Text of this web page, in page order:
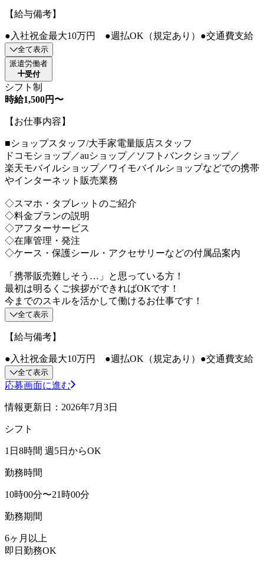
【給与備考】
●入社祝金最大10万円 ●週払OK（規定あり）●交通費支給
全て表示
派遣労働者
受付
シフト制
時給1,500円〜
【お仕事内容】
■ショップスタッフ/大手家電量販店スタッフ
ドコモショップ／auショップ／ソフトバンクショップ／
楽天モバイルショップ／ワイモバイルショップなどでの携帯
やインターネット販売業務
◇スマホ・タブレットのご紹介
◇料金プランの説明
◇アフターサービス
◇在庫管理・発注
◇ケース・保護シール・アクセサリーなどの付属品案内
「携帯販売難しそう…」と思っている方！
最初は明るくご挨拶ができればOKです！
今までのスキルを活かして働けるお仕事です！
全て表示
【給与備考】
●入社祝金最大10万円 ●週払OK（規定あり）●交通費支給
全て表示
応募画面に進む
情報更新日：2026年7月3日
シフト
1日8時間 週5日からOK
勤務時間
10時00分〜21時00分
勤務期間
6ヶ月以上
即日勤務OK